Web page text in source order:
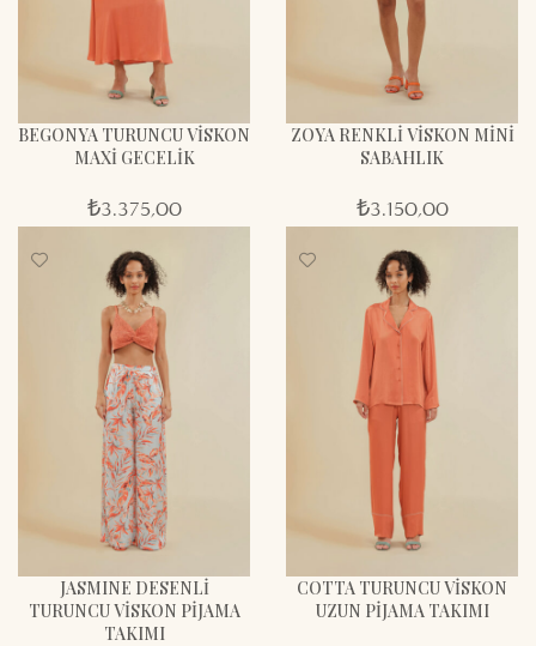
BEGONYA TURUNCU VİSKON
MAXİ GECELİK
₺3.375,00
ZOYA RENKLİ VİSKON MİNİ
SABAHLIK
₺3.150,00
JASMINE DESENLİ
TURUNCU VİSKON PİJAMA
TAKIMI
COTTA TURUNCU VİSKON
UZUN PİJAMA TAKIMI